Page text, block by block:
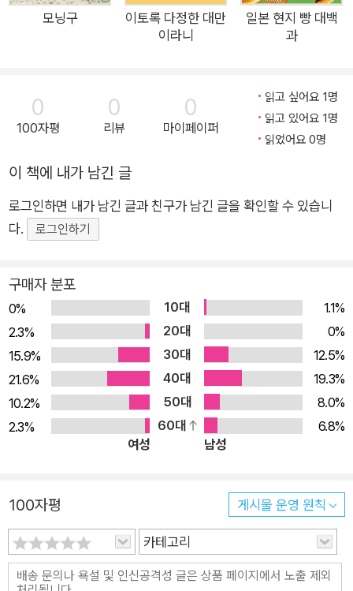
이야기는 물론, 푸짐하고 맛있는 음식을 손님에게 대접하기 위해
정성을 다하는 식당과 손님들의 이야기를 통해 따뜻한 밥 한 끼의
스 덮밥 가쓰돈 등 손님의 입맛을 사로잡아온 저렴하고 푸짐한 가
정식 요리 이 책에는 단번에 맛있는 정식집이라고 알아볼 수 있는
공식이 등장한다. 일단 정식에 곁들여 나오는 양배추채는 기계가
아닌 직접 채 썰고, 직접 만든 수제 채소절임이 나오며, 벽에 걸린
빼기 서비스가 무료이며 무엇보다 손님을 생각하는 마음이 넘쳐
나 음식에 고스란히 드러난다. 그러한 공식들을 모두 갖추고 손님
함박스테이크, 소바 세트, 가라아게정식 등 흔히 볼 수 있지만 그
가게만의 맛으로 승화시킨 요리와 함께 그곳만의 개성 넘치는 특
별한 메뉴들이 존재한다. 드라마 고독한 미식가에 출연한 배우 마
쓰시게 유타카가 대학 시절에 아르바이트한 식당은 보기에도 먹
음직스러운 빨간색 볶음밥을 특별한 재료가 올라가는 에돗코 라
멘과 함께 먹을 수 있으며, 동네의 숨겨진 보물인 식당의 검은색
오므라이스카레는 음식의 색감에 주목해 눈과 입을 단번에 사로
잡는다. 각 식당마다 메뉴를 만들게 된 사연이나 꾸준히 변화를
달려가 입안 가득 먹으며 행복한 미소를 짓고 싶어진다. 변화무쌍
한 도쿄라는 도시에서 저마다의 사연을 품고 시대와 함께 발을 맞
추며 묵묵히 자리를 지켜가는 정식집 이 책은 ‘산카쿠’라는 한 정
식집에서 시작되었다. 변화의 파도가 일렁이던 시모기타자와라
는 동네에서 사람들에게 저렴하고 맛있는 밥을 내놓던 식당 산카
모닝구
이토록 다정한 대만
이라니
일본 현지 빵 대백
과
0
100자평
0
리뷰
0
마이페이퍼
읽고 싶어요 1명
읽고 있어요 1명
읽었어요 0명
이 책에 내가 남긴 글
로그인하면 내가 남긴 글과 친구가 남긴 글을 확인할 수 있습니
다.
로그인하기
구매자 분포
0% 10대
1.1%
2.3%
20대
0%
15.9%
30대
12.5%
21.6%
40대
19.3%
10.2%
50대
8.0%
2.3%
60대
6.8%
여성
남성
100자평 게시물 운영 원칙
카테고리